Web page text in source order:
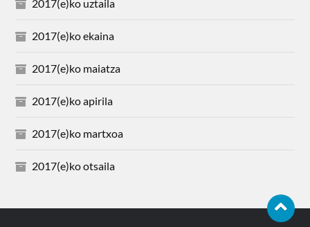
2017(e)ko uztaila
2017(e)ko ekaina
2017(e)ko maiatza
2017(e)ko apirila
2017(e)ko martxoa
2017(e)ko otsaila